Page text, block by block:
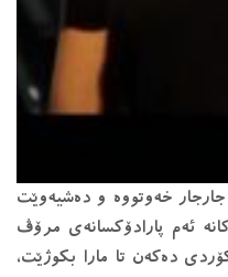
خه‌وتووه‌ و ده‌شیه‌وێت
ئه‌م پارادۆکسانه‌ی مرۆڤ
ده‌که‌ن تا مارا بکوژێت،